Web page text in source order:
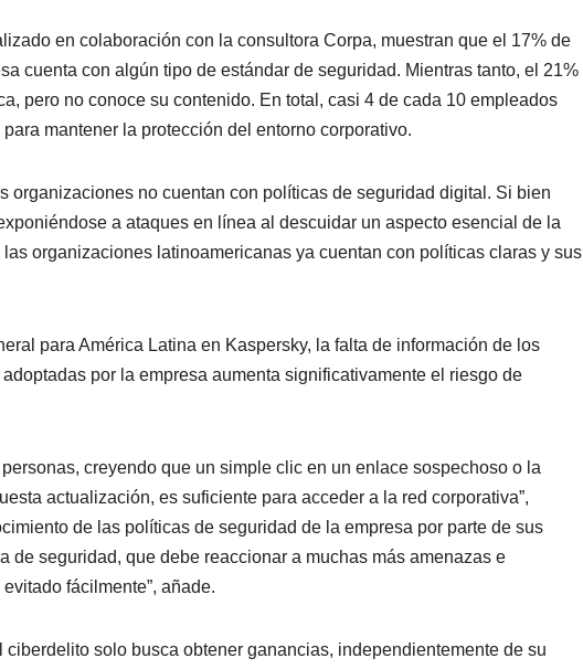
en colaboración con la consultora Corpa, muestran que el 17% de
cuenta con algún tipo de estándar de seguridad. Mientras tanto, el 21%
pero no conoce su contenido. En total, casi 4 de cada 10 empleados
mantener la protección del entorno corporativo.
organizaciones no cuentan con políticas de seguridad digital. Si bien
a ataques en línea al descuidar un aspecto esencial de la
organizaciones latinoamericanas ya cuentan con políticas claras y sus
para América Latina en Kaspersky, la falta de información de los
por la empresa aumenta significativamente el riesgo de
creyendo que un simple clic en un enlace sospechoso o la
actualización, es suficiente para acceder a la red corporativa”,
de las políticas de seguridad de la empresa por parte de sus
de seguridad, que debe reaccionar a muchas más amenazas e
fácilmente”, añade.
solo busca obtener ganancias, independientemente de su